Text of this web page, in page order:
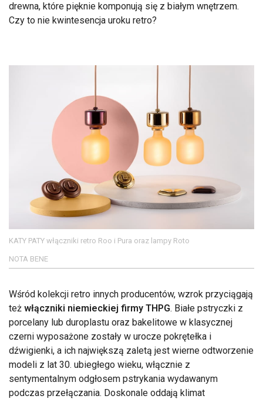
drewna, które pięknie komponują się z białym wnętrzem.
Czy to nie kwintesencja uroku retro?
KATY PATY włączniki retro Roo i Pura oraz lampy Roto
NOTA BENE
Wśród kolekcji retro innych producentów, wzrok przyciągają
też włączniki niemieckiej firmy THPG. Białe pstryczki z
porcelany lub duroplastu oraz bakelitowe w klasycznej
czerni wyposażone zostały w urocze pokrętełka i
dźwigienki, a ich największą zaletą jest wierne odtworzenie
modeli z lat 30. ubiegłego wieku, włącznie z
sentymentalnym odgłosem pstrykania wydawanym
podczas przełączania. Doskonale oddają klimat